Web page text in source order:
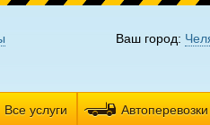
Ваш город:
Все услуги Автоперевозки